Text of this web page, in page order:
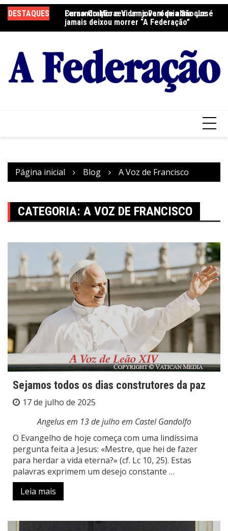
para
o
DESTAQUES
Fernando Moraes: um jovem de alma que
jamais deixou morrer “A Federação”
Curso Oração e Vida na Paróquia São José
Página inicial Blog A Voz de Francisco
CATEGORIA: A VOZ DE FRANCISCO
Sejamos todos os dias construtores da paz
17 de julho de 2025
Angelus em 13 de julho em Castel Gandolfo
O Evangelho de hoje começa com uma lindíssima
pergunta feita a Jesus: «Mestre, que hei de fazer
para herdar a vida eterna?» (cf. Lc 10, 25). Estas
palavras exprimem um desejo constante …
Leia mais